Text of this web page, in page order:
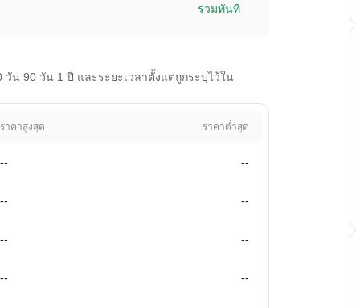
ร่วมทันที
น 90 วัน 1 ปี และระยะเวลาตั้งแต่ถูกระบุไว้ใน
ราคาสูงสุด ราคาต่ำสุด
-- --
-- --
-- --
-- --